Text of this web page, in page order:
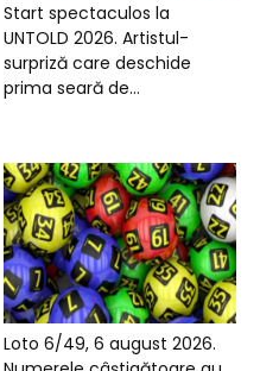
Start spectaculos la
UNTOLD 2026. Artistul-
surpriză care deschide
prima seară de...
Loto 6/49, 6 august 2026.